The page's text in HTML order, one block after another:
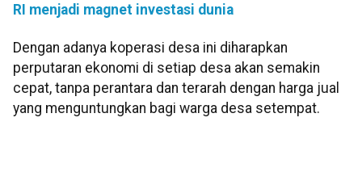
RI menjadi magnet investasi dunia
Dengan adanya koperasi desa ini diharapkan
perputaran ekonomi di setiap desa akan semakin
cepat, tanpa perantara dan terarah dengan harga jual
yang menguntungkan bagi warga desa setempat.